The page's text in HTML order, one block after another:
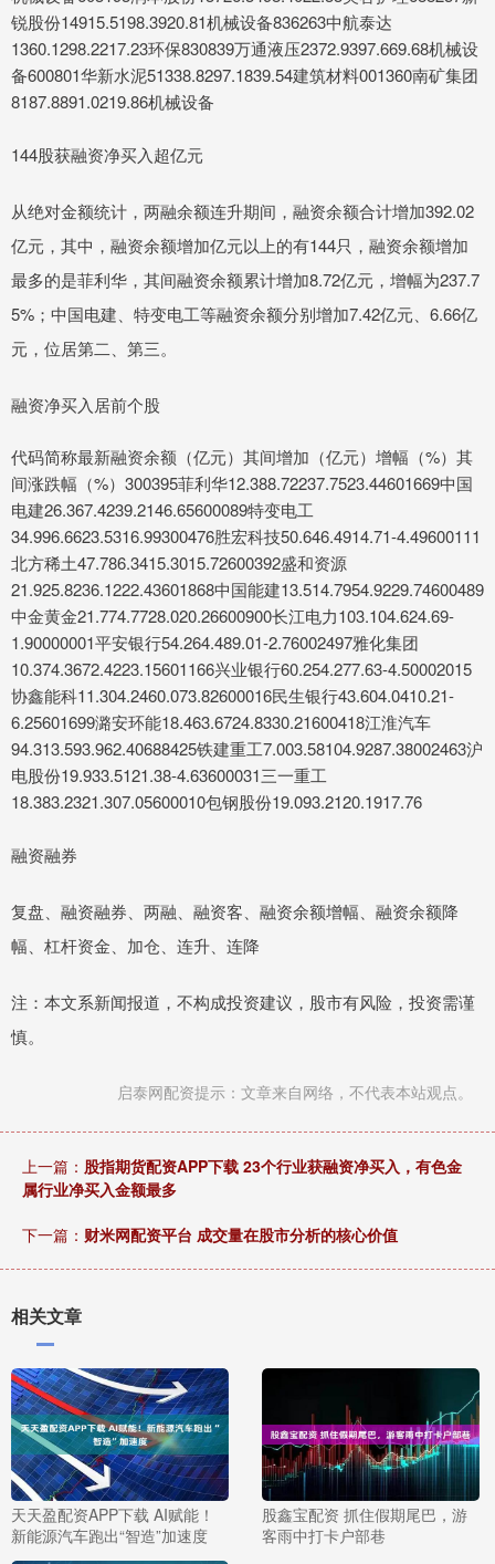
锐股份14915.5198.3920.81机械设备836263中航泰达
1360.1298.2217.23环保830839万通液压2372.9397.669.68机械设
备600801华新水泥51338.8297.1839.54建筑材料001360南矿集团
8187.8891.0219.86机械设备
144股获融资净买入超亿元
从绝对金额统计，两融余额连升期间，融资余额合计增加392.02
亿元，其中，融资余额增加亿元以上的有144只，融资余额增加
最多的是菲利华，其间融资余额累计增加8.72亿元，增幅为237.7
5%；中国电建、特变电工等融资余额分别增加7.42亿元、6.66亿
元，位居第二、第三。
融资净买入居前个股
代码简称最新融资余额（亿元）其间增加（亿元）增幅（%）其
间涨跌幅（%）300395菲利华12.388.72237.7523.44601669中国
电建26.367.4239.2146.65600089特变电工
34.996.6623.5316.99300476胜宏科技50.646.4914.71-4.49600111
北方稀土47.786.3415.3015.72600392盛和资源
21.925.8236.1222.43601868中国能建13.514.7954.9229.74600489
中金黄金21.774.7728.020.26600900长江电力103.104.624.69-
1.90000001平安银行54.264.489.01-2.76002497雅化集团
10.374.3672.4223.15601166兴业银行60.254.277.63-4.50002015
协鑫能科11.304.2460.073.82600016民生银行43.604.0410.21-
6.25601699潞安环能18.463.6724.8330.21600418江淮汽车
94.313.593.962.40688425铁建重工7.003.58104.9287.38002463沪
电股份19.933.5121.38-4.63600031三一重工
18.383.2321.307.05600010包钢股份19.093.2120.1917.76
融资融券
复盘、融资融券、两融、融资客、融资余额增幅、融资余额降
幅、杠杆资金、加仓、连升、连降
注：本文系新闻报道，不构成投资建议，股市有风险，投资需谨
慎。
启泰网配资提示：文章来自网络，不代表本站观点。
上一篇： 股指期货配资APP下载 23个行业获融资净买入，有色金
属行业净买入金额最多
下一篇： 财米网配资平台 成交量在股市分析的核心价值
相关文章
天天盈配资APP下载 AI赋能！
新能源汽车跑出“智造”加速度
股鑫宝配资 抓住假期尾巴，游
客雨中打卡户部巷